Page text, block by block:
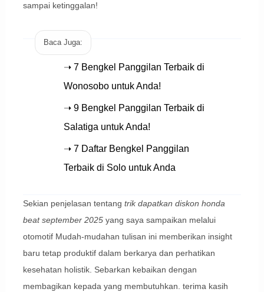
sampai ketinggalan!
Baca Juga:
➝ 7 Bengkel Panggilan Terbaik di
Wonosobo untuk Anda!
➝ 9 Bengkel Panggilan Terbaik di
Salatiga untuk Anda!
➝ 7 Daftar Bengkel Panggilan
Terbaik di Solo untuk Anda
Sekian penjelasan tentang trik dapatkan diskon honda
beat september 2025yang saya sampaikan melalui
otomotif Mudah-mudahan tulisan ini memberikan insight
baru tetap produktif dalam berkarya dan perhatikan
kesehatan holistik. Sebarkan kebaikan dengan
membagikan kepada yang membutuhkan. terima kasih